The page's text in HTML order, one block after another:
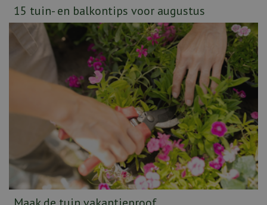
15 tuin- en balkontips voor augustus